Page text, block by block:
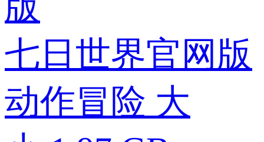
七日世界官网版
动作冒险 大